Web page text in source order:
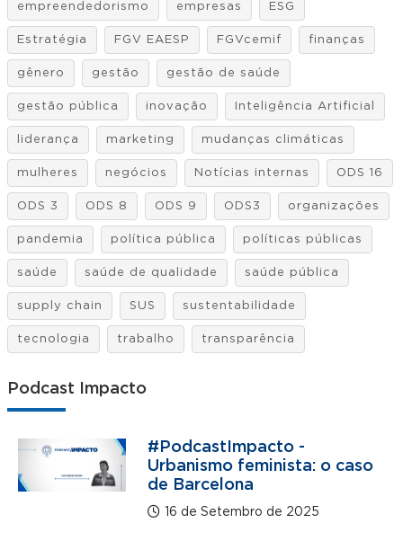
empreendedorismo empresas ESG
Estratégia FGV EAESP FGVcemif finanças
gênero gestão gestão de saúde
gestão pública inovação Inteligência Artificial
liderança marketing mudanças climáticas
mulheres negócios Notícias internas ODS 16
ODS 3 ODS 8 ODS 9 ODS3 organizações
pandemia política pública políticas públicas
saúde saúde de qualidade saúde pública
supply chain SUS sustentabilidade
tecnologia trabalho transparência
Podcast Impacto
#PodcastImpacto -
Urbanismo feminista: o caso
de Barcelona
16 de Setembro de 2025